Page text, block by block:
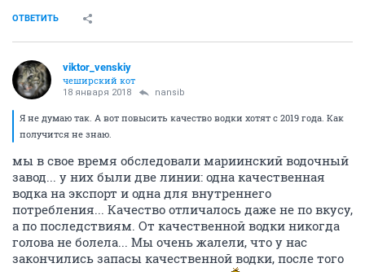
ОТВЕТИТЬ
viktor_venskiy
чеширский кот
18 января 2018 nansib
Я не думаю так. А вот повысить качество водки хотят с 2019 года. Как
получится не знаю.
мы в свое время обследовали мариинский водочный
завод... у них были две линии: одна качественная
водка на экспорт и одна для внутреннего
потребления... Качество отличалось даже не по вкусу,
а по последствиям. От качественной водки никогда
голова не болела... Мы очень жалели, что у нас
закончились запасы качественной водки, после того